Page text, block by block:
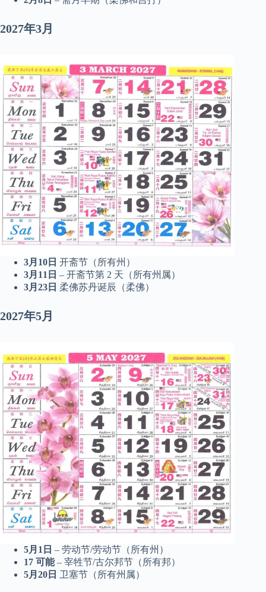
2027年3月
3月10日 开斋节（所有州）
3月11日 – 开斋节第 2 天（所有州属）
3月23日 柔佛苏丹诞辰（柔佛）
2027年5月
5月1日 – 劳动节/劳动节（所有州）
17 可能– 宰牲节/古尔邦节（所有邦）
5月20日 卫塞节（所有州属）